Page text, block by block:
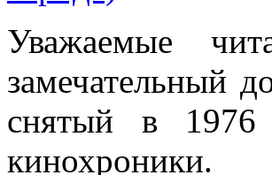
Уважаемые
замечательный
снятый в 1976
кинохроники.